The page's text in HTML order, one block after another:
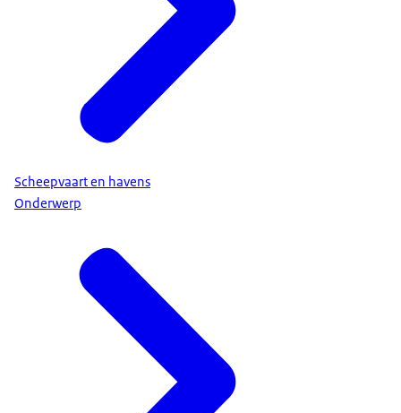
Scheepvaart en havens
Onderwerp